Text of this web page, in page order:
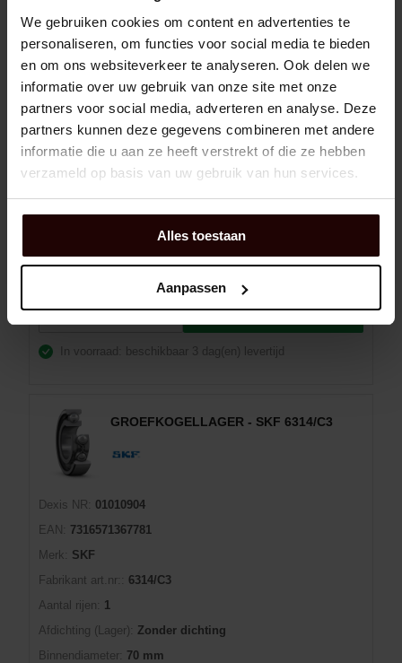
We gebruiken cookies om content en advertenties te
personaliseren, om functies voor social media te bieden
en om ons websiteverkeer te analyseren. Ook delen we
informatie over uw gebruik van onze site met onze
partners voor social media, adverteren en analyse. Deze
partners kunnen deze gegevens combineren met andere
informatie die u aan ze heeft verstrekt of die ze hebben
verzameld op basis van uw gebruik van hun services.
Alles toestaan
Aanpassen
Dexis NR: 01010197
EAN: 7316571855769
Merk:
SKF
Fabrikant art.nr:: 6203-2RSH
17 mm
Breedte: 12 mm
In voorraad: beschikbaar 3 dag(en) levertijd
GROEFKOGELLAGER - SKF 6314/C3
Dexis NR:
01010904
EAN:
7316571367781
Merk:
SKF
Fabrikant art.nr::
6314/C3
Aantal rijen:
1
Afdichting (Lager): Zonder dichting
Binnendiameter: 70 mm